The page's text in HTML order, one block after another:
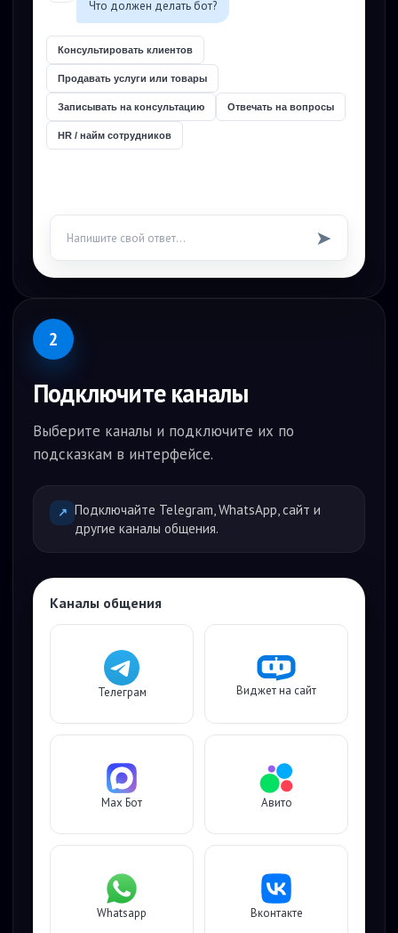
Что должен делать бот?
Консультировать клиентов
Продавать услуги или товары
Записывать на консультацию Отвечать на вопросы
HR / найм сотрудников
Напишите свой ответ... ➤
2
Подключите каналы
Выберите каналы и подключите их по
подсказкам в интерфейсе.
↗ Подключайте Telegram, WhatsApp, сайт и
другие каналы общения.
Каналы общения
Телеграм Виджет на сайт
Max Бот Авито
Whatsapp Вконтакте